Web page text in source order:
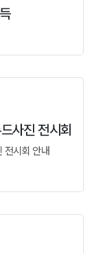
사진 전시회
전시회 안내